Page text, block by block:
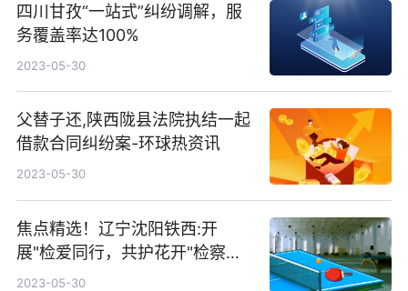
四川甘孜“一站式”纠纷调解，服
务覆盖率达100%
2023-05-30
父替子还,陕西陇县法院执结一起
借款合同纠纷案-环球热资讯
2023-05-30
焦点精选！辽宁沈阳铁西:开
展"检爱同行，共护花开"检察开
放日活动
2023-05-30